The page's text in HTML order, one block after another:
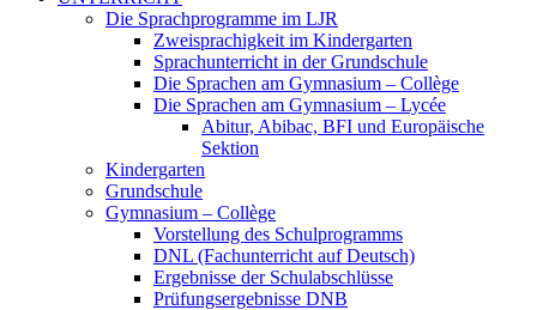
Die Sprachprogramme im LJR
Zweisprachigkeit im Kindergarten
Sprachunterricht in der Grundschule
Die Sprachen am Gymnasium – Collège
Die Sprachen am Gymnasium – Lycée
Abitur, Abibac, BFI und Europäische
Sektion
Kindergarten
Grundschule
Gymnasium – Collège
Vorstellung des Schulprogramms
DNL (Fachunterricht auf Deutsch)
Ergebnisse der Schulabschlüsse
Prüfungsergebnisse DNB